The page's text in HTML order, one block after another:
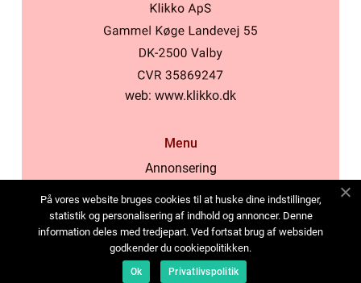
web: www.klikko.dk
Menu
Annonsering
Cookies
Kontakta oss
Sitemap
På vores website bruges cookies til at huske dine indstillinger,
statistik og personalisering af indhold og annoncer. Denne
information deles med tredjepart. Ved fortsat brug af websiden
godkender du cookiepolitikken.
Ok Privatlivspolitik